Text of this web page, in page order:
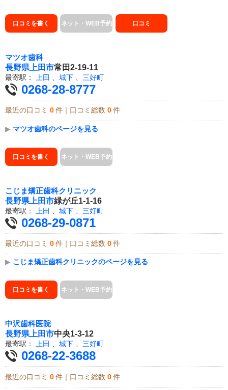
口コミを書く ネット・WEB予約 口コミ
マツオ歯科
長野県 上田市常田2-19-11
最寄駅： 上田 城下 三好町
0268-28-8777
最近の口コミ 0 件｜口コミ総数 0 件
▶ マツオ歯科のページを見る
口コミを書く ネット・WEB予約
こじま矯正歯科クリニック
長野県 上田市緑が丘1-1-16
最寄駅： 上田 城下 三好町
0268-29-0871
最近の口コミ 0 件｜口コミ総数 0 件
▶ こじま矯正歯科クリニックのページを見る
口コミを書く ネット・WEB予約
中沢歯科医院
長野県上田市中央1-3-12
最寄駅： 上田 、 城下 、 三好町
0268-22-3688
最近の口コミ 0 件｜口コミ総数 0 件